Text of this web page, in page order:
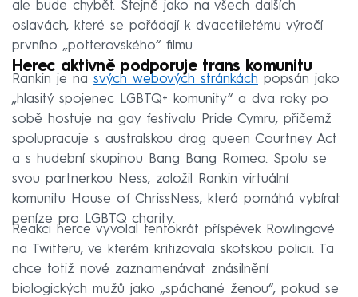
ale bude chybět. Stejně jako na všech dalších
oslavách, které se pořádají k dvacetiletému výročí
prvního „potterovského“ filmu.
Herec aktivně podporuje trans komunitu
Rankin je na svých webových stránkách popsán jako
„hlasitý spojenec LGBTQ+ komunity“ a dva roky po
sobě hostuje na gay festivalu Pride Cymru, přičemž
spolupracuje s australskou drag queen Courtney Act
a s hudební skupinou Bang Bang Romeo. Spolu se
svou partnerkou Ness, založil Rankin virtuální
komunitu House of ChrissNess, která pomáhá vybírat
peníze pro LGBTQ charity.
Reakci herce vyvolal tentokrát příspěvek Rowlingové
na Twitteru, ve kterém kritizovala skotskou policii. Ta
chce totiž nové zaznamenávat znásilnění
biologických mužů jako „spáchané ženou“, pokud se